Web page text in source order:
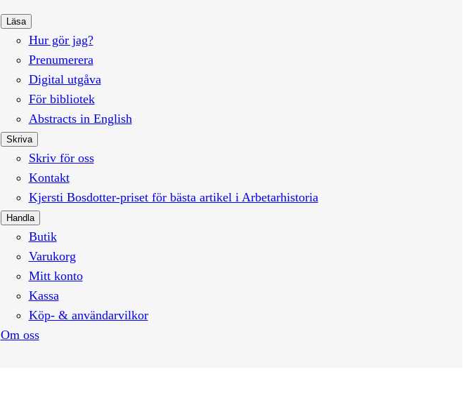
Läsa
Hur gör jag?
Prenumerera
Digital utgåva
För bibliotek
Abstracts in English
Skriva
Skriv för oss
Kontakt
Kjersti Bosdotter-priset för bästa artikel i Arbetarhistoria
Handla
Butik
Varukorg
Mitt konto
Kassa
Köp- & användarvilkor
Om oss